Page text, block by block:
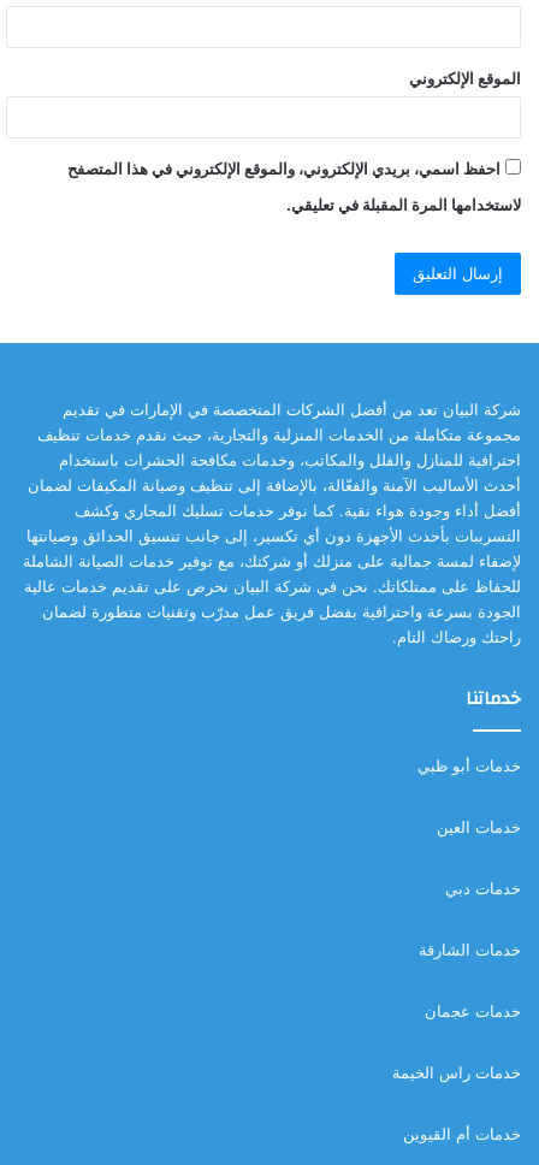
الموقع الإلكتروني
احفظ اسمي، بريدي الإلكتروني، والموقع الإلكتروني في هذا المتصفح
لاستخدامها المرة المقبلة في تعليقي.
شركة البيان تعد من أفضل الشركات المتخصصة في الإمارات في تقديم
مجموعة متكاملة من الخدمات المنزلية والتجارية، حيث نقدم خدمات تنظيف
احترافية للمنازل والفلل والمكاتب، وخدمات مكافحة الحشرات باستخدام
أحدث الأساليب الآمنة والفعّالة، بالإضافة إلى تنظيف وصيانة المكيفات لضمان
أفضل أداء وجودة هواء نقية. كما نوفر خدمات تسليك المجاري وكشف
التسريبات بأحدث الأجهزة دون أي تكسير، إلى جانب تنسيق الحدائق وصيانتها
لإضفاء لمسة جمالية على منزلك أو شركتك، مع توفير خدمات الصيانة الشاملة
للحفاظ على ممتلكاتك. نحن في شركة البيان نحرص على تقديم خدمات عالية
الجودة بسرعة واحترافية بفضل فريق عمل مدرّب وتقنيات متطورة لضمان
راحتك ورضاك التام.
خدماتنا
خدمات أبو ظبي
خدمات العين
خدمات دبي
خدمات الشارقة
خدمات عجمان
خدمات راس الخيمة
خدمات أم القيوين